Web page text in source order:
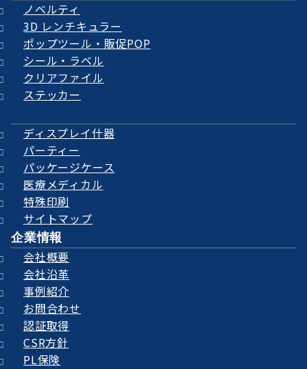
ノベルティ
3D レンチキュラー
ポップツール・販促POP
シール・ラベル
クリアファイル
ステッカー
ディスプレイ什器
パーティー
パッケージケース
医療メディカル
特殊印刷
サイトマップ
企業情報
会社概要
会社沿革
事例紹介
お問合わせ
認証取得
CSR方針
PL保険